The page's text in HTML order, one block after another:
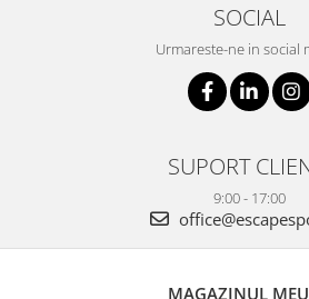
SOCIAL
Urmareste-ne in social
SUPORT
9:00 - 17:00
MAGAZINUL MEU